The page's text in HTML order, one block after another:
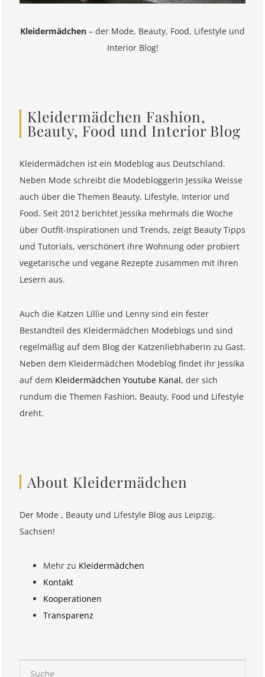
Kleidermädchen – der Mode, Beauty, Food, Lifestyle und
Interior Blog!
Kleidermädchen Fashion,
Beauty, Food und Interior Blog
Kleidermädchen ist ein Modeblog aus Deutschland.
Neben Mode schreibt die Modebloggerin Jessika Weisse
auch über die Themen Beauty, Lifestyle, Interior und
Food. Seit 2012 berichtet Jessika mehrmals die Woche
über Outfit-Inspirationen und Trends, zeigt Beauty Tipps
und Tutorials, verschönert ihre Wohnung oder probiert
vegetarische und vegane Rezepte zusammen mit ihren
Lesern aus.
Auch die Katzen Lillie und Lenny sind ein fester
Bestandteil des Kleidermädchen Modeblogs und sind
regelmäßig auf dem Blog der Katzenliebhaberin zu Gast.
Neben dem Kleidermädchen Modeblog findet ihr Jessika
auf dem Kleidermädchen Youtube Kanal, der sich
rundum die Themen Fashion, Beauty, Food und Lifestyle
dreht.
About Kleidermädchen
Der Mode , Beauty und Lifestyle Blog aus Leipzig,
Sachsen!
Mehr zu Kleidermädchen
Kontakt
Kooperationen
Transparenz